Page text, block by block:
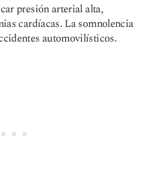
presión arterial alta,
cardíacas. La somnolencia
automovilísticos.